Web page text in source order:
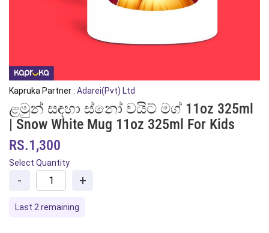
Kapruka Partner : Adarei(Pvt) Ltd
ළමුන් සඳහා ස්නෝ වයිට් මග් 11oz 325ml
| Snow White Mug 11oz 325ml For Kids
RS.1,300
Select Quantity
- +
Last 2 remaining